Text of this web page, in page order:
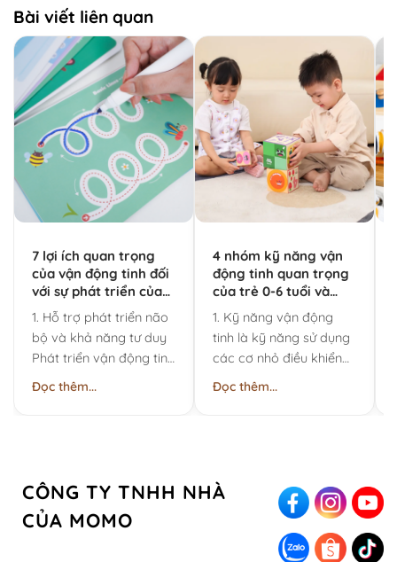
Bài viết liên quan
7 lợi ích quan trọng
của vận động tinh đối
với sự phát triển của
trẻ 0–6 tuổi
1. Hỗ trợ phát triển não
bộ và khả năng tư duy
Phát triển vận động tinh
không chỉ giúp đôi tay
của trẻ......
Đọc thêm...
4 nhóm kỹ năng vận
động tinh quan trọng
của trẻ 0-6 tuổi và
cách rèn luyện hiệu
quả
1. Kỹ năng vận động
tinh là kỹ năng sử dụng
các cơ nhỏ điều khiển
bàn tay và ngón tay Kỹ
năng vận......
Đọc thêm...
CÔNG TY TNHH NHÀ
CỦA MOMO